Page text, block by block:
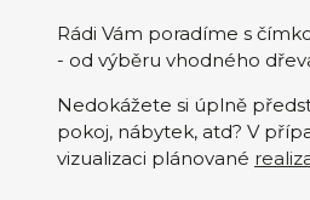
Rádi Vám poradíme s
- od výběru vhodného
Nedokážete si úplně
pokoj, nábytek, atd? V
vizualizaci plánované